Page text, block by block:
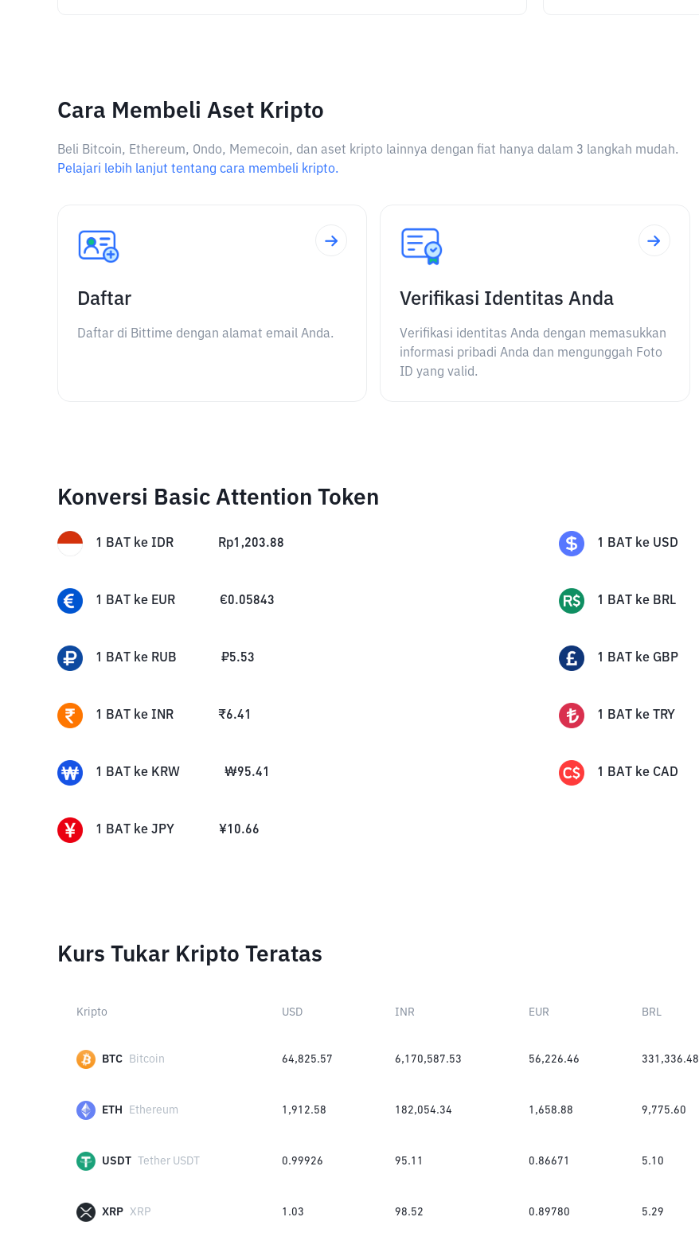
Cara Membeli Aset Kripto
Beli Bitcoin, Ethereum, Ondo, Memecoin, dan aset kripto lainnya dengan fiat hanya dalam 3 langkah mudah.
Pelajari lebih lanjut tentang cara membeli kripto.
Daftar
Daftar di Bittime dengan alamat email Anda.
Verifikasi Identitas Anda
Verifikasi identitas Anda dengan memasukkan
informasi pribadi Anda dan mengunggah Foto
ID yang valid.
Konversi Basic Attention Token
1 BAT ke IDR Rp1,203.88 1 BAT ke USD
1 BAT ke EUR €0.05843 1 BAT ke BRL
1 BAT ke RUB ₽5.53 1 BAT ke GBP
1 BAT ke INR ₹6.41 1 BAT ke TRY
1 BAT ke KRW ₩95.41 1 BAT ke CAD
1 BAT ke JPY ¥10.66
Kurs Tukar Kripto Teratas
Kripto USD INR EUR BRL
BTC Bitcoin 64,825.57 6,170,587.53 56,226.46 331,336.48
ETH Ethereum 1,912.58 182,054.34 1,658.88 9,775.60
USDT Tether USDT 0.99926 95.11 0.86671 5.10
XRP XRP 1.03 98.52 0.89780 5.29